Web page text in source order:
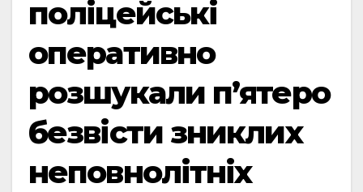
поліцейські
оперативно
розшукали п’ятеро
безвісти зниклих
неповнолітніх